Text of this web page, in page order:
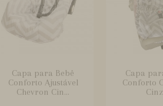
Capa para Bebê
Conforto Ajustável
Chevron Cin...
Capa
Conforto